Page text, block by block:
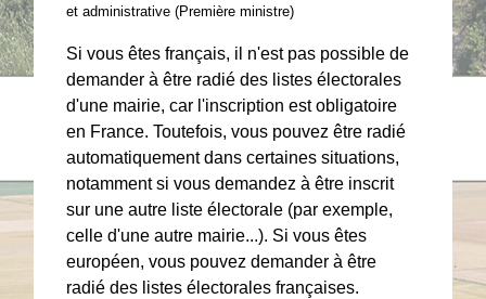
et administrative (Première ministre)
Si vous êtes français, il n'est pas possible de
demander à être radié des listes électorales
d'une mairie, car l'inscription est obligatoire
en France. Toutefois, vous pouvez être radié
automatiquement dans certaines situations,
notamment si vous demandez à être inscrit
sur une autre liste électorale (par exemple,
celle d'une autre mairie...). Si vous êtes
européen, vous pouvez demander à être
radié des listes électorales françaises.